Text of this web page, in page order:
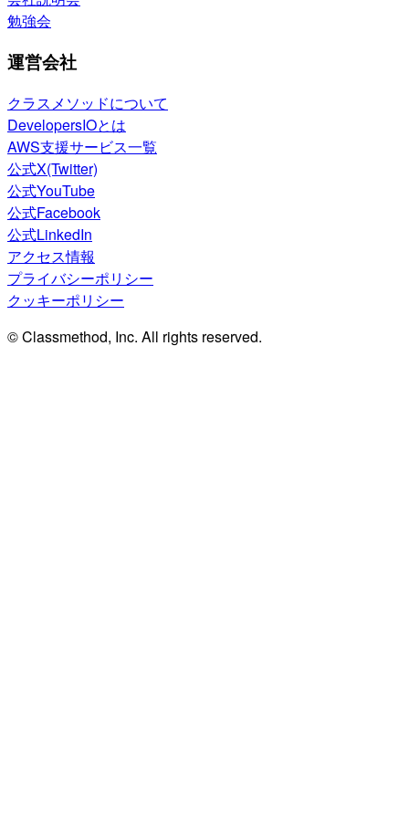
勉強会
運営会社
クラスメソッドについて
DevelopersIOとは
AWS支援サービス一覧
公式X(Twitter)
公式YouTube
公式Facebook
公式LinkedIn
アクセス情報
プライバシーポリシー
クッキーポリシー
© Classmethod, Inc. All rights reserved.